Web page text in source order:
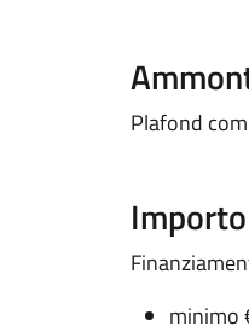
Plafond
minimo